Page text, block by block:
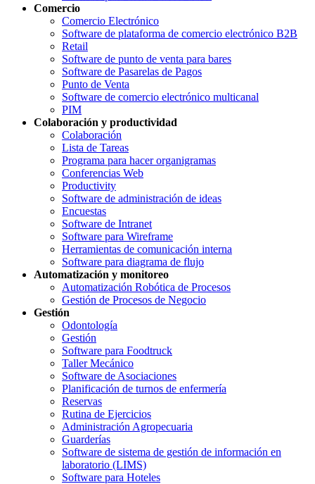
Comercio
Comercio Electrónico
Software de plataforma de comercio electrónico B2B
Retail
Software de punto de venta para bares
Software de Pasarelas de Pagos
Punto de Venta
Software de comercio electrónico multicanal
PIM
Colaboración y productividad
Colaboración
Lista de Tareas
Programa para hacer organigramas
Conferencias Web
Productivity
Software de administración de ideas
Encuestas
Software de Intranet
Software para Wireframe
Herramientas de comunicación interna
Software para diagrama de flujo
Automatización y monitoreo
Automatización Robótica de Procesos
Gestión de Procesos de Negocio
Gestión
Odontología
Gestión
Software para Foodtruck
Taller Mecánico
Software de Asociaciones
Planificación de turnos de enfermería
Reservas
Rutina de Ejercicios
Administración Agropecuaria
Guarderías
Software de sistema de gestión de información en
laboratorio (LIMS)
Software para Hoteles